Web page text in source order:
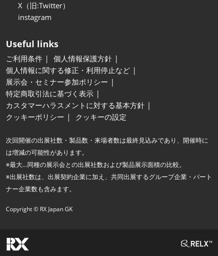
X（旧:Twitter）
instagram
Useful links
ご利用条件
個人情報保護方針
個人情報に関する修正・利用停止など
展示会・セミナー参加ポリシー
特定商取引法に基づく表示
カスタマーハラスメントに対する基本方針
クッキーポリシー
クッキーの設定
次回開催の出展社数・製品数・来場者数は最終見込みであり、開催時に
は増減の可能性があります。
※最大…同種の展示会との出展社数および製品展示面積の比較。
※出展社数は、出展契約企業に加え、共同出展するグループ企業・パート
ナー企業数も含みます。
Copyright © RX Japan GK